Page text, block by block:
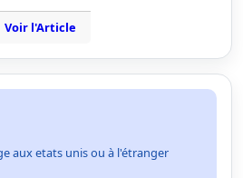
Voir l'Article
aux etats unis ou à l'étranger